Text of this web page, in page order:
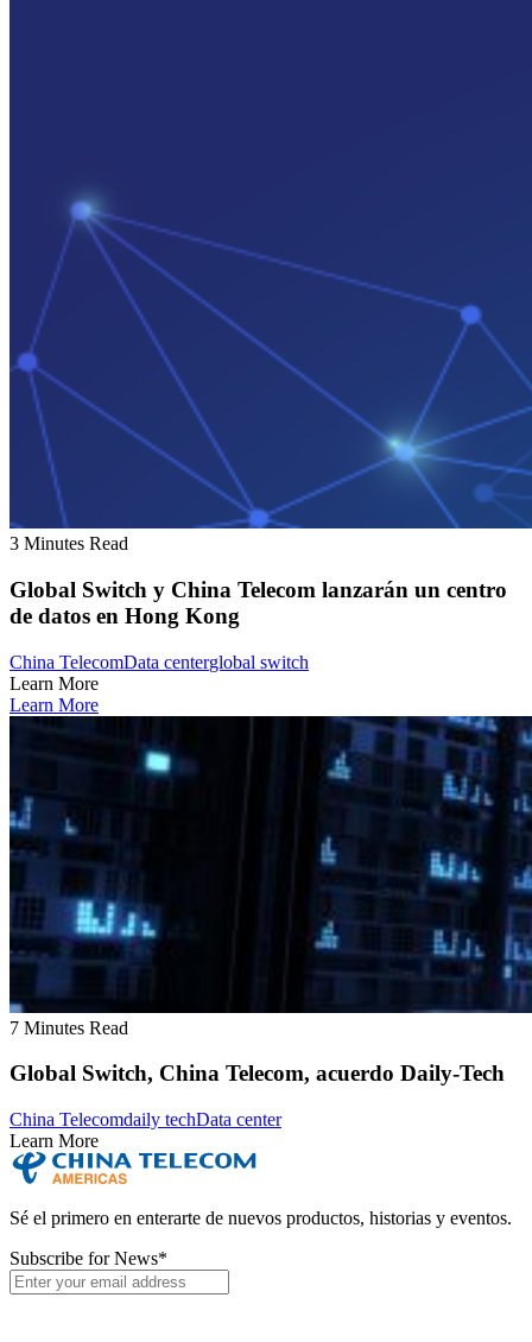
3 Minutes Read
Global Switch y China Telecom lanzarán un centro
de datos en Hong Kong
China TelecomData centerglobal switch
Learn More
Learn More
7 Minutes Read
Global Switch, China Telecom, acuerdo Daily-Tech
China Telecomdaily techData center
Learn More
Sé el primero en enterarte de nuevos productos, historias y eventos.
Subscribe for News*